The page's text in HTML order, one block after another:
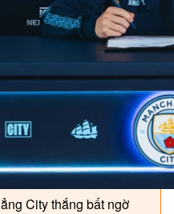
City thắng bất ngờ